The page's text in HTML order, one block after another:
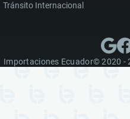
Tránsito Internacional
Importaciones Ecuador© 2020 -